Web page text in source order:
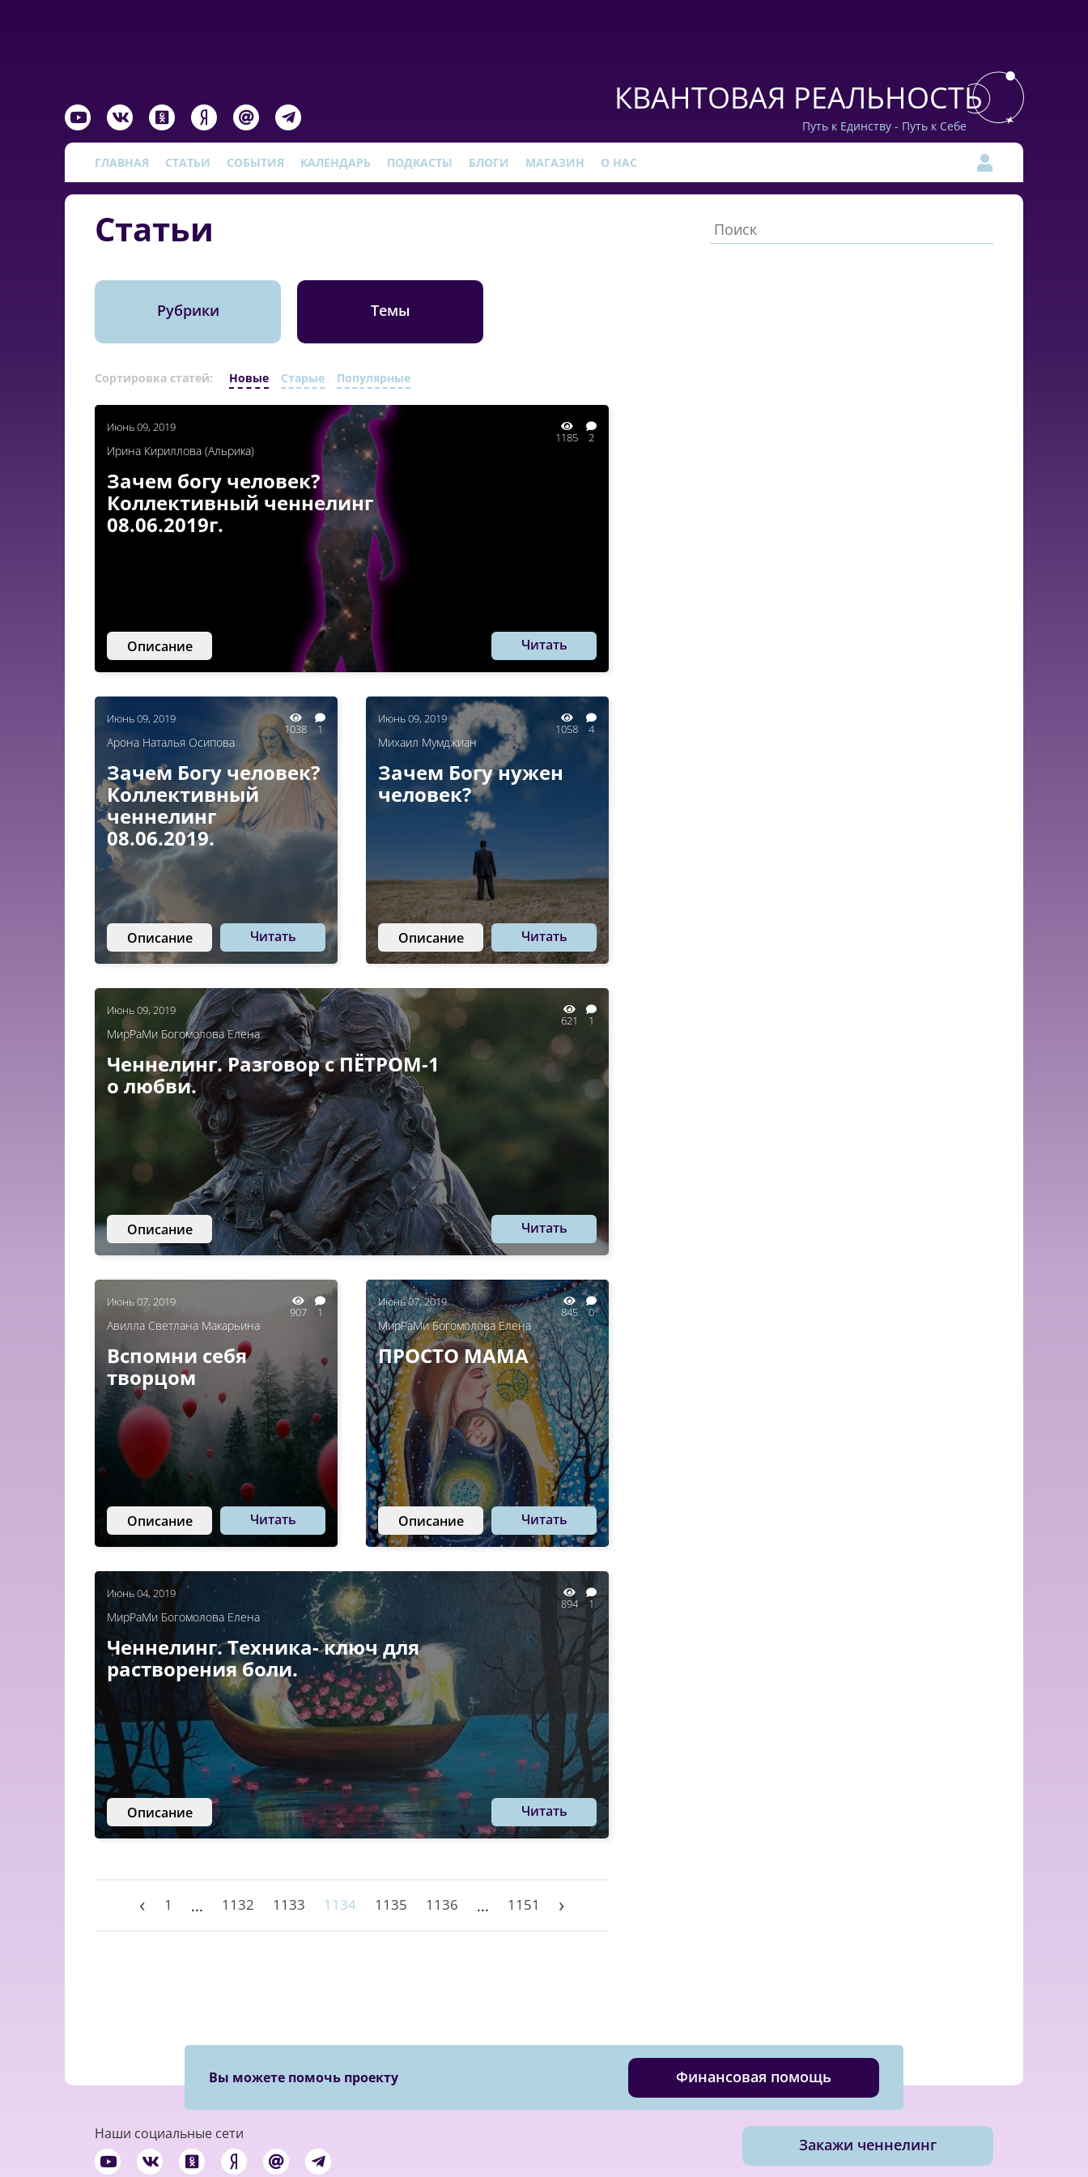
КВАНТОВАЯ РЕАЛЬНОСТЬ
Путь к Единству - Путь к Себе
ГЛАВНАЯ СТАТЬИ СОБЫТИЯ КАЛЕНДАРЬ ПОДКАСТЫ БЛОГИ МАГАЗИН О НАС
Статьи
Рубрики Темы
Сортировка статей: Новые Старые Популярные
Июнь 09, 2019
1185 2
Ирина Кириллова (Альрика)
Зачем богу человек?
Коллективный ченнелинг
08.06.2019г.
Описание Читать
Июнь 09, 2019
1038 1
Арона Наталья Осипова
Зачем Богу человек?
Коллективный
ченнелинг
08.06.2019.
Описание Читать
Июнь 09, 2019
1058 4
Михаил Мумджиан
Зачем Богу нужен
человек?
Описание Читать
Июнь 09, 2019
621 1
МирРаМи Богомолова Елена
Ченнелинг. Разговор с ПЁТРОМ-1
о любви.
Описание Читать
Июнь 07, 2019
907 1
Авилла Светлана Макарьина
Вспомни себя
творцом
Описание Читать
Июнь 07, 2019
845 0
МирРаМи Богомолова Елена
ПРОСТО МАМА
Описание Читать
Июнь 04, 2019
894 1
МирРаМи Богомолова Елена
Ченнелинг. Техника- ключ для
растворения боли.
Описание Читать
‹ 1 ... 1132 1133 1134 1135 1136 ... 1151 ›
Вы можете помочь проекту Финансовая помощь
Наши социальные сети
Закажи ченнелинг